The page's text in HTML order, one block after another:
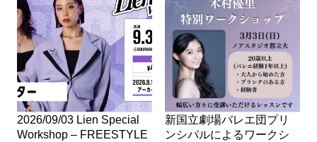
2026/09/03 Lien Special
Workshop – FREESTYLE
新国立劇場バレエ団プリ
ンシパルによるワークシ